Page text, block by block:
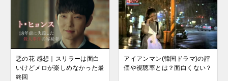
悪の花 感想｜スリラーは面白
いけどメロが楽しめなかった最
終回
アイアンマン(韓国ドラマ)の評
価や視聴率とは？面白くない？